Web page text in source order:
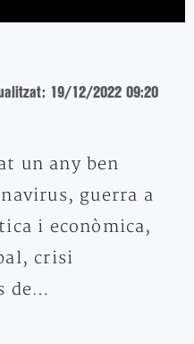
19/12/2022 09:20
un any ben
guerra a
i econòmica,
crisi
de…